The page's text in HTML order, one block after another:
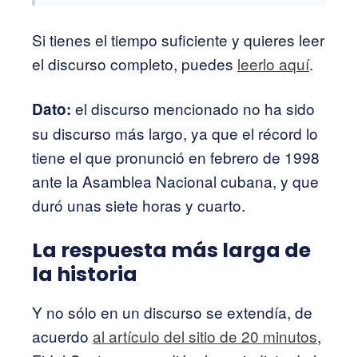
Si tienes el tiempo suficiente y quieres leer
el discurso completo, puedes leerlo aquí.
Dato: el discurso mencionado no ha sido
su discurso más largo, ya que el récord lo
tiene el que pronunció en febrero de 1998
ante la Asamblea Nacional cubana, y que
duró unas siete horas y cuarto.
La respuesta más larga de
la historia
Y no sólo en un discurso se extendía, de
acuerdo al artículo del sitio de 20 minutos,